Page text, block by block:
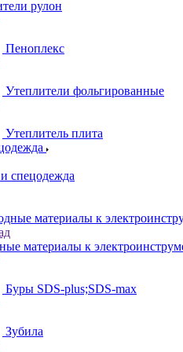
рулон
Пеноплекс
Утеплители фольгированные
Утеплитель плита
спецодежда
материалы к
материалы к
Буры SDS-plus;SDS-max
Зубила